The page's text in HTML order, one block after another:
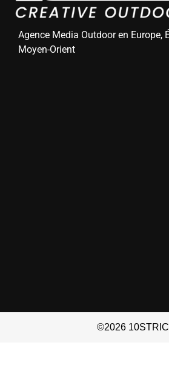
Agence Media Outdoor en Europe,
Moyen-Orient
©2026